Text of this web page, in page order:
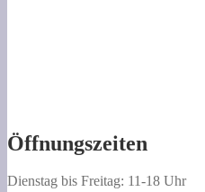
Öffnungszeiten
Dienstag bis Freitag: 11-18 Uhr